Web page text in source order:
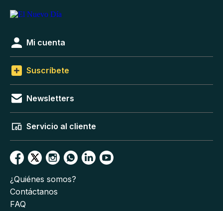
Mi cuenta
Suscríbete
Newsletters
Servicio al cliente
¿Quiénes somos?
Contáctanos
FAQ